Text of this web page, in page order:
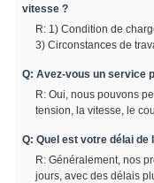
vitesse ?
R: 1) Condition de
3) Circonstances de
Q: Avez-vous un service
R: Oui, nous pouvons
tension, la vitesse, le
Q: Quel est votre délai de
R: Généralement, nos
jours, avec des délais